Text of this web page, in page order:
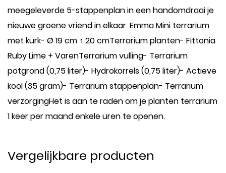
meegeleverde 5-stappenplan in een handomdraai je
nieuwe groene vriend in elkaar. Emma Mini terrarium
met kurk- Ø 19 cm ↑ 20 cmTerrarium planten- Fittonia
Ruby Lime + VarenTerrarium vulling- Terrarium
potgrond (0,75 liter)- Hydrokorrels (0,75 liter)- Actieve
kool (35 gram)- Terrarium stappenplan- Terrarium
verzorgingHet is aan te raden om je planten terrarium
1 keer per maand enkele uren te openen.
Vergelijkbare producten